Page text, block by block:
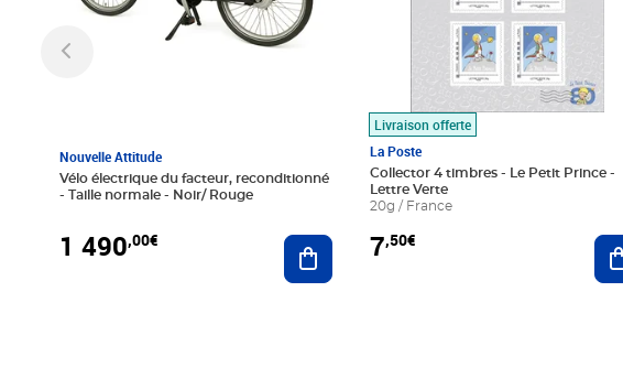
Nouvelle Attitude
Vélo électrique du facteur, reconditionné
- Taille normale - Noir/ Rouge
1 490,00€ Ajouter au panier
Livraison offerte
La Poste
Collector 4 timbres - Le Petit Prince -
Lettre Verte
20g / France
7,50€